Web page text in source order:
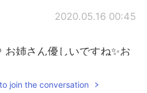
2020.05.16 00:45
お姉さん優しいですね✨お
2020.05.16 00:44
join the conversation